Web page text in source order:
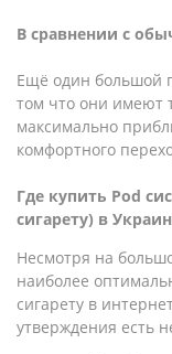
В сравнении с
Ещё один большой
том что они имеют
максимально
комфортного
Где купить Pod
сигарету) в
Несмотря на
наиболее
сигарету в
утверждения есть